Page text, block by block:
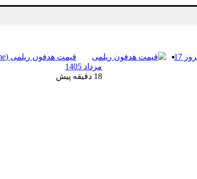
قیمت پاور بانک وریتی (Verity) امروز 17
مرداد 1405
18 دقیقه پیش